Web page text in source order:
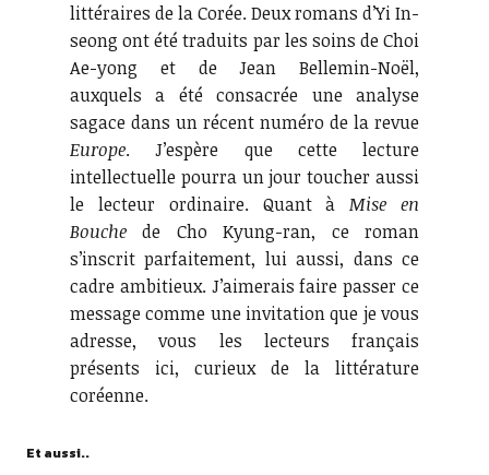
littéraires de la Corée. Deux romans d’Yi In-
seong ont été traduits par les soins de Choi
Ae-yong et de Jean Bellemin-Noël,
auxquels a été consacrée une analyse
sagace dans un récent numéro de la revue
Europe. J’espère que cette lecture
intellectuelle pourra un jour toucher aussi
le lecteur ordinaire. Quant àMise en
Bouchede Cho Kyung-ran, ce roman
s’inscrit parfaitement, lui aussi, dans ce
cadre ambitieux. J’aimerais faire passer ce
message comme une invitation que je vous
adresse, vous les lecteurs français
présents ici, curieux de la littérature
coréenne.
Et aussi..